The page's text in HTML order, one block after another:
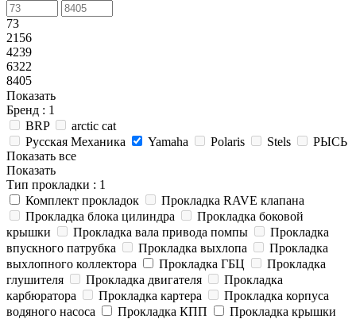
73
2156
4239
6322
8405
Показать
Бренд : 1
BRP
arctic cat
Русская Механика
Yamaha Polaris Stels
РЫСЬ
Показать все
Показать
Тип прокладки : 1
Комплект прокладок
Прокладка RAVE клапана
Прокладка блока цилиндра
Прокладка боковой
крышки
Прокладка вала привода помпы
Прокладка
впускного патрубка
Прокладка выхлопа
Прокладка
выхлопного коллектора
Прокладка ГБЦ
Прокладка
глушителя
Прокладка двигателя
Прокладка
карбюратора
Прокладка картера
Прокладка корпуса
водяного насоса
Прокладка КПП
Прокладка крышки